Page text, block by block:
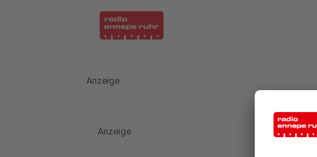
Anzeige
Anzeige